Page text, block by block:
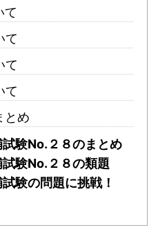
て
て
て
て
とめ
験No.２８のまとめ
験No.２８の類題
験の問題に挑戦！